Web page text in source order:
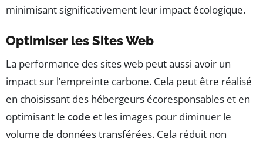
minimisant significativement leur impact écologique.
Optimiser les Sites Web
La performance des sites web peut aussi avoir un
impact sur l’empreinte carbone. Cela peut être réalisé
en choisissant des hébergeurs écoresponsables et en
optimisant le code et les images pour diminuer le
volume de données transférées. Cela réduit non